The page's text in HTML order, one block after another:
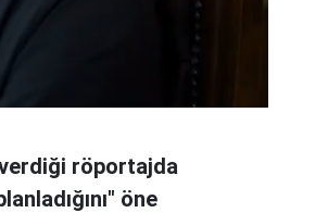
röportajda
öne